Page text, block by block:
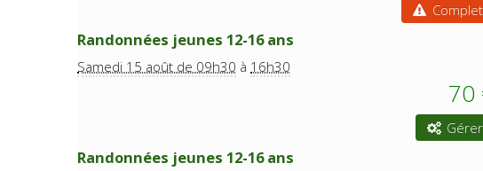
Complet
Randonnées jeunes 12-16 ans
Samedi 15 août de 09h30 à 16h30
70
Gérer
Randonnées jeunes 12-16 ans